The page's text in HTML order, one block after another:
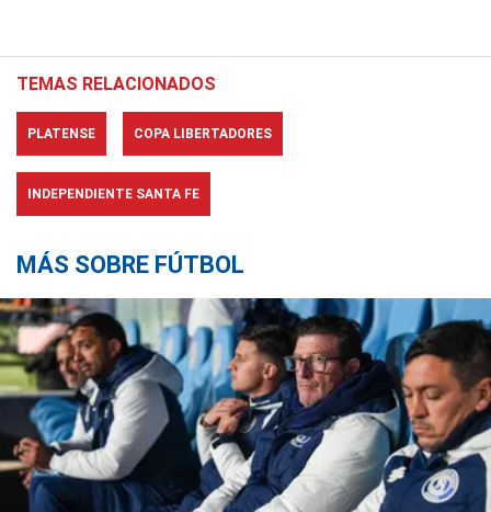
TEMAS RELACIONADOS
PLATENSE COPA LIBERTADORES
INDEPENDIENTE SANTA FE
MÁS SOBRE FÚTBOL